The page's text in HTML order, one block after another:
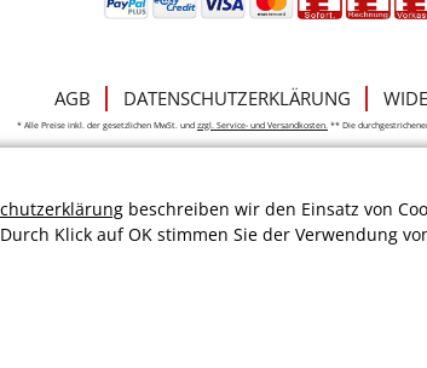
AGB DATENSCHUTZERKLÄRUNG
* Alle Preise inkl. der gesetzlichen MwSt. und zzgl. Service- und Versandkosten. ** Die
beschreiben wir den Einsatz von
Klick auf OK stimmen Sie der Verwendung